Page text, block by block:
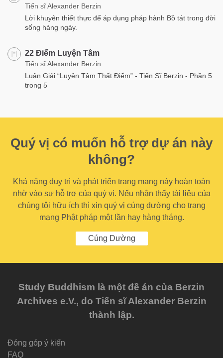
Tiến sĩ Alexander Berzin
Lời khuyên thiết thực để áp dụng pháp hành Bồ tát trong đời
sống hàng ngày.
22 Điểm Luyện Tâm
Tiến sĩ Alexander Berzin
Luận Giải “Luyện Tâm Thất Điểm” - Tiến Sĩ Berzin - Phần 5
trong 5
Quý vị có muốn hỗ trợ dự án này
không?
Khả năng duy trì và phát triển trang mạng này hoàn toàn
nhờ vào sự hỗ trợ của quý vị. Nếu nhận thấy tài liệu của
chúng tôi hữu ích thì xin quý vị cúng dường cho trang
mạng Phật pháp một lần hay hàng tháng.
Cúng Dường
Study Buddhism là một đề án của Berzin
Archives e.V., do Tiến sĩ Alexander Berzin
thành lập.
Đóng góp ý kiến
FAQ